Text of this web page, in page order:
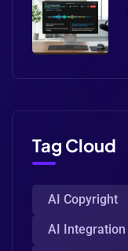
Tag Cloud
AI Copyright
AI Integration